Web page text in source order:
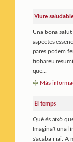
Viure
Una bona salut
aspectes
pares podem
trobareu
que...
Más
El temps
Què és això
Imagina't una
s'acaba mai. A